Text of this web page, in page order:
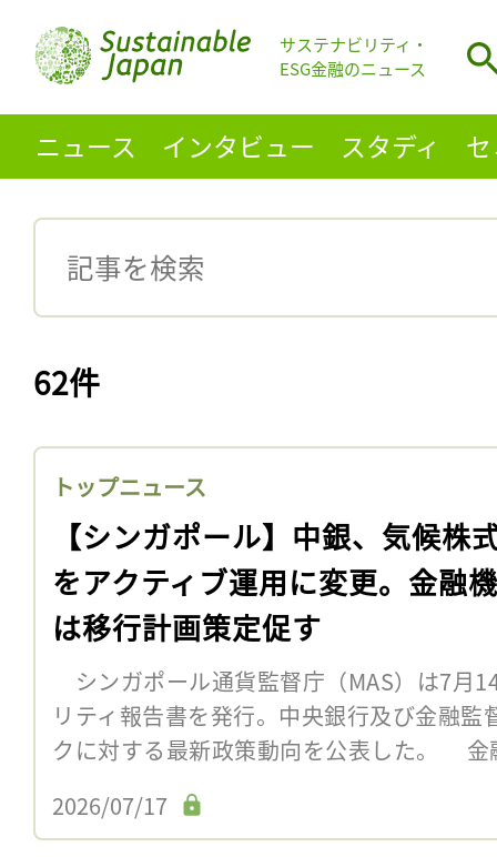
サステナビリティ・
ESG金融のニュース
ニュース インタビュー スタディ
62件
トップニュース
【シンガポール】中銀、気候株
をアクティブ運用に変更。金融
は移行計画策定促す
シンガポール通貨監督庁（MAS）は7月
リティ報告書を発行。中央銀行及び金融
クに対する最新政策動向を公表した。 金
2026/07/17